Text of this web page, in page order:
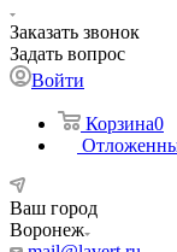
Заказать звонок
Задать вопрос
Войти
Корзина0
Ваш город
Воронеж